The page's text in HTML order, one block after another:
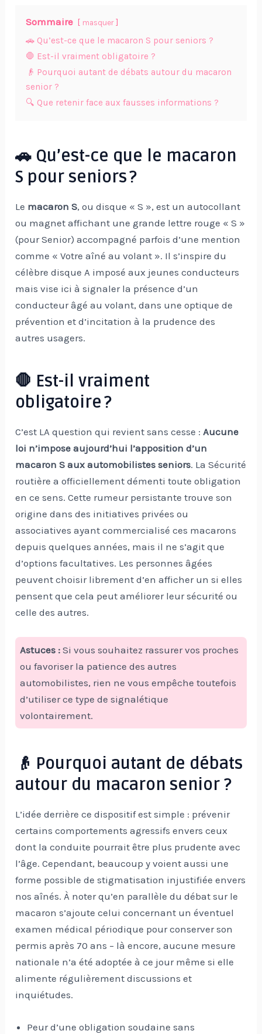
Sommaire masquer
🚗 Qu’est-ce que le macaron S pour seniors ?
🛑 Est-il vraiment obligatoire ?
👴 Pourquoi autant de débats autour du macaron
senior ?
🔍 Que retenir face aux fausses informations ?
🚗 Qu’est-ce que le macaron
S pour seniors ?
Le macaron S, ou disque « S », est un autocollant
ou magnet affichant une grande lettre rouge « S »
(pour Senior) accompagné parfois d’une mention
comme « Votre aîné au volant ». Il s’inspire du
célèbre disque A imposé aux jeunes conducteurs
mais vise ici à signaler la présence d’un
conducteur âgé au volant, dans une optique de
prévention et d’incitation à la prudence des
autres usagers.
🛑 Est-il vraiment
obligatoire ?
C’est LA question qui revient sans cesse :Aucune
loi n’impose aujourd’hui l’apposition d’un
macaron S aux automobilistes seniors. La Sécurité
routière a officiellement démenti toute obligation
en ce sens. Cette rumeur persistante trouve son
origine dans des initiatives privées ou
associatives ayant commercialisé ces macarons
depuis quelques années, mais il ne s’agit que
d’options facultatives. Les personnes âgées
peuvent choisir librement d’en afficher un si elles
pensent que cela peut améliorer leur sécurité ou
celle des autres.
Astuces : Si vous souhaitez rassurer vos proches
ou favoriser la patience des autres
automobilistes, rien ne vous empêche toutefois
d’utiliser ce type de signalétique
volontairement.
👴 Pourquoi autant de débats
autour du macaron senior ?
L’idée derrière ce dispositif est simple : prévenir
certains comportements agressifs envers ceux
dont la conduite pourrait être plus prudente avec
l’âge. Cependant, beaucoup y voient aussi une
forme possible de stigmatisation injustifiée envers
nos aînés. À noter qu’en parallèle du débat sur le
macaron s’ajoute celui concernant un éventuel
examen médical périodique pour conserver son
permis après 70 ans – là encore, aucune mesure
nationale n’a été adoptée à ce jour même si elle
alimente régulièrement discussions et
inquiétudes.
Peur d’une obligation soudaine sans